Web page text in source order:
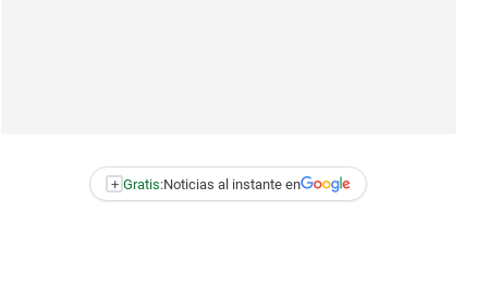
+ Gratis:Noticias al instante en